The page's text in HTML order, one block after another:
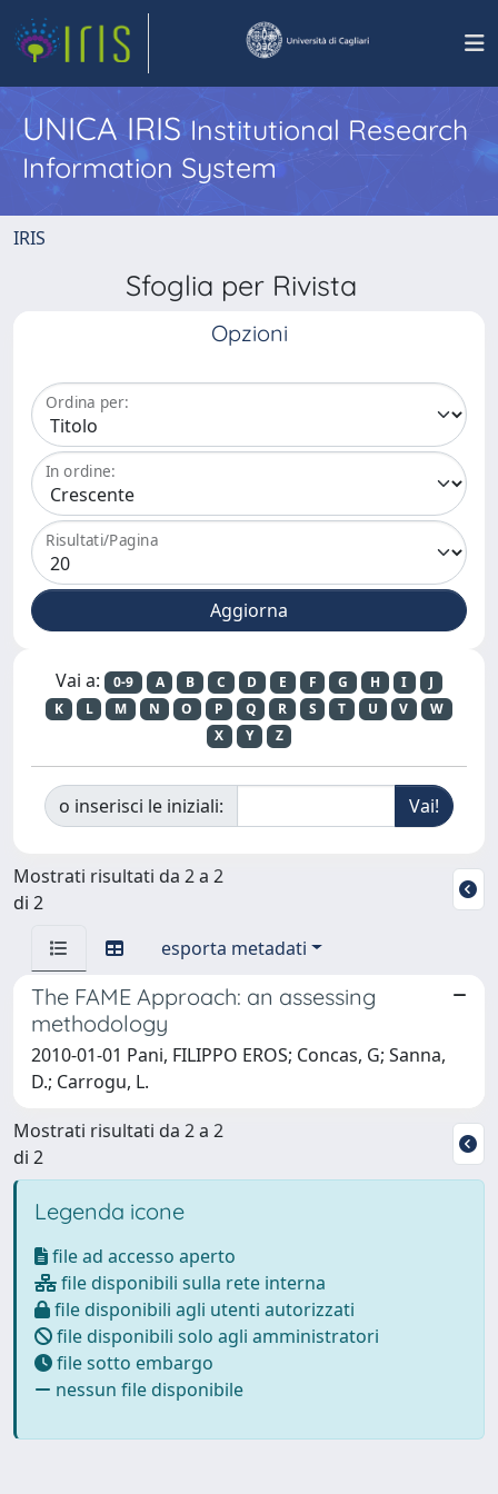
UNICA IRISInstitutional Research
Information System
IRIS
Sfoglia per Rivista
Opzioni
Ordina per:
In ordine:
Risultati/Pagina
Vai a: 0-9 A B C D E F G H I
J
K
L M N O P Q R S T U V
W
X
Y Z
o inserisci le iniziali:
Mostrati risultati da 2 a 2
di 2
esporta metadati
The FAME Approach: an assessing
methodology
2010-01-01 Pani, FILIPPO EROS; Concas, G; Sanna,
D.; Carrogu, L.
Mostrati risultati da 2 a 2
di 2
Legenda icone
file ad accesso aperto
file disponibili sulla rete interna
file disponibili agli utenti autorizzati
file disponibili solo agli amministratori
file sotto embargo
nessun file disponibile